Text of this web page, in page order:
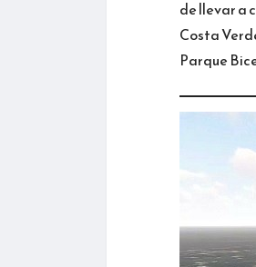
de llevar a
Costa
Parque